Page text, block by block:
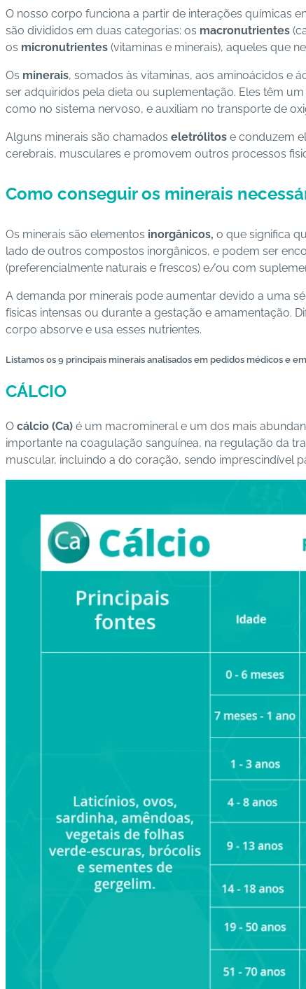
O nosso corpo funciona a partir de interações químicas
são divididos em duas categorias: os macronutrientes
os micronutrientes (vitaminas e minerais), aqueles que
Os minerais, somados às vitaminas, aos aminoácidos e
ser adquiridos pela dieta ou suplementação. Eles têm
como no sistema nervoso, e auxiliam no transporte de
Alguns minerais são chamados eletrólitos e conduzem
cerebrais, musculares e promovem outros processos
Como conseguir os minerais
Os minerais são elementos inorgânicos, o que significa
lado de outros compostos inorgânicos, e podem ser
(preferencialmente naturais e frescos) e/ou com
A demanda por minerais pode aumentar devido a uma
físicas intensas ou durante a gestação e amamentação.
corpo absorve e usa esses nutrientes.
Listamos os 9 principais minerais analisados em pedidos médicos e em
CÁLCIO
O cálcio (Ca) é um macromineral e um dos mais
importante na coagulação sanguínea, na regulação da
muscular, incluindo a do coração, sendo imprescindível